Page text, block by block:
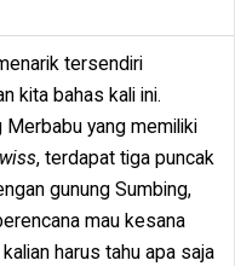
tersendiri
kita bahas kali ini.
yang memiliki
, terdapat tiga puncak
gunung Sumbing,
mau kesana
harus tahu apa saja